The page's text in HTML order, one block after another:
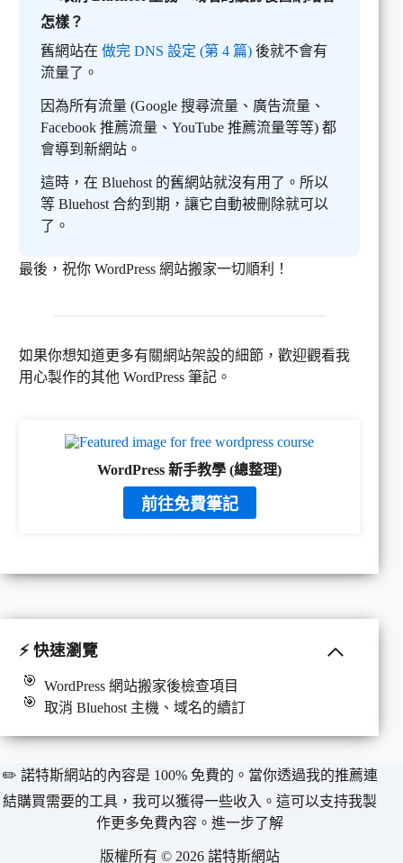
怎樣？
舊網站在 做完 DNS 設定 (第 4 篇) 後就不會有
流量了。
因為所有流量 (Google 搜尋流量、廣告流量、
Facebook 推薦流量、YouTube 推薦流量等等) 都
會導到新網站。
這時，在 Bluehost 的舊網站就沒有用了。所以
等 Bluehost 合約到期，讓它自動被刪除就可以
了。
最後，祝你 WordPress 網站搬家一切順利！
如果你想知道更多有關網站架設的細節，歡迎觀看我
用心製作的其他 WordPress 筆記。
WordPress 新手教學 (總整理)
前往免費筆記
⚡ 快速瀏覽
WordPress 網站搬家後檢查項目
取消 Bluehost 主機、域名的續訂
✏️ 諾特斯網站的內容是 100% 免費的。當你透過我的推薦連
結購買需要的工具，我可以獲得一些收入。這可以支持我製
作更多免費內容。 進一步了解
版權所有 © 2026 諾特斯網站